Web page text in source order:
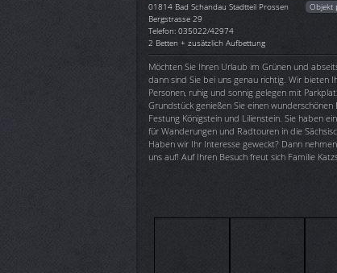
01814 Bad Schandau Stadtteil Prossen
Bergstrasse 29
Telefon: 035022/42974
2 Betten + zusätzlich Aufbettung
Objekt
Möchten Sie Ihren Urlaub im Grünen und
dann sind Sie bei uns genau richtig. Wir bieten
Personen, ruhig und sonnig gelegen mit
Grundstück genießen Sie einen wunderschönen
Festung Königstein und Lilienstein. Sie haben
für Wanderungen und Radtouren in die
Haben wir Ihr Interesse geweckt? Dann
uns auf! Auf Ihren Besuch freut sich Familie